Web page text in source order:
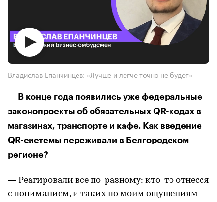
Владислав Епанчинцев: «Лучше и легче точно не будет»
— В конце года появились уже федеральные
законопроекты об обязательных QR-кодах в
магазинах, транспорте и кафе. Как введение
QR-системы переживали в Белгородском
регионе?
— Реагировали все по-разному: кто-то отнесся
с пониманием, и таких по моим ощущениям